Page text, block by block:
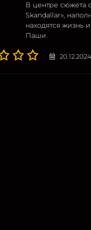
В центре сюжета
Skandallar»,
находятся жизнь
Паши.
20.12.2024